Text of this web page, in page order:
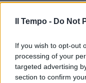
Il Tempo - Do Not
If you wish to opt-out
processing of your
targeted advertising
section to confirm
Johnson su
23/11/2022
L'ANTI-BORIS